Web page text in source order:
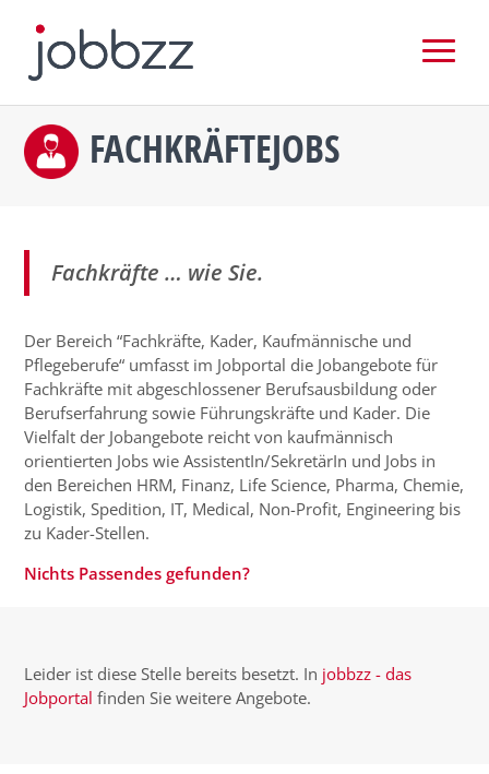
FACHKRÄFTEJOBS
Fachkräfte … wie Sie.
Der Bereich “Fachkräfte, Kader, Kaufmännische und
Pflegeberufe“ umfasst im Jobportal die Jobangebote für
Fachkräfte mit abgeschlossener Berufsausbildung oder
Berufserfahrung sowie Führungskräfte und Kader. Die
Vielfalt der Jobangebote reicht von kaufmännisch
orientierten Jobs wie AssistentIn/SekretärIn und Jobs in
den Bereichen HRM, Finanz, Life Science, Pharma, Chemie,
Logistik, Spedition, IT, Medical, Non-Profit, Engineering bis
zu Kader-Stellen.
Nichts Passendes gefunden?
Leider ist diese Stelle bereits besetzt. In jobbzz - das
Jobportal finden Sie weitere Angebote.